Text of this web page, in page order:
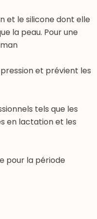
et le silicone dont elle
la peau. Pour une
et prévient les
tels que les
en lactation et les
pour la période